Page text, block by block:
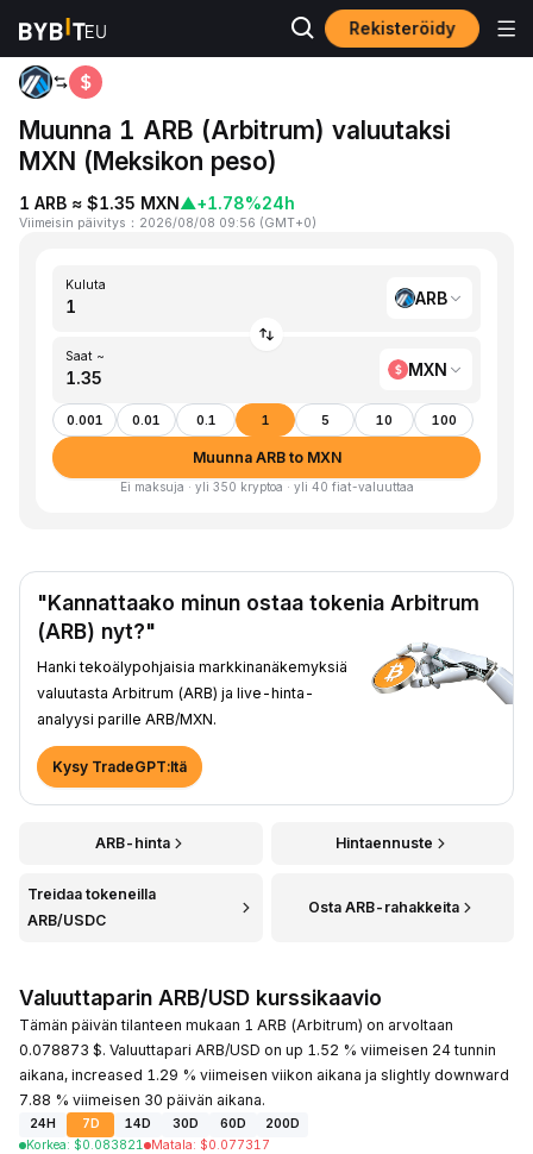
Rekisteröidy
Koti ARB to MXN
Muunna 1 ARB (Arbitrum) valuutaksi
MXN (Meksikon peso)
1 ARB ≈ $1.35 MXN▲+1.78%24h
Viimeisin päivitys ： 2026/08/08 09:56 (GMT+0)
Kuluta
ARB
Saat ~
MXN
0.001 0.01 0.1 1 5 10 100
Muunna ARB to MXN
Ei maksuja · yli 350 kryptoa · yli 40 fiat-valuuttaa
"Kannattaako minun ostaa tokenia Arbitrum
(ARB) nyt?"
Hanki tekoälypohjaisia markkinanäkemyksiä
valuutasta Arbitrum (ARB) ja live-hinta-
analyysi parille ARB/MXN.
Kysy TradeGPT:ltä
ARB-hinta Hintaennuste
Treidaa tokeneilla
ARB/USDC
Osta ARB-rahakkeita
Valuuttaparin ARB/USD kurssikaavio
Tämän päivän tilanteen mukaan 1 ARB (Arbitrum) on arvoltaan
0.078873 $. Valuuttapari ARB/USD on up 1.52 % viimeisen 24 tunnin
aikana, increased 1.29 % viimeisen viikon aikana ja slightly downward
7.88 % viimeisen 30 päivän aikana.
24H 7D 14D 30D 60D
200D
Korkea: $0.083821 Matala: $0.077317